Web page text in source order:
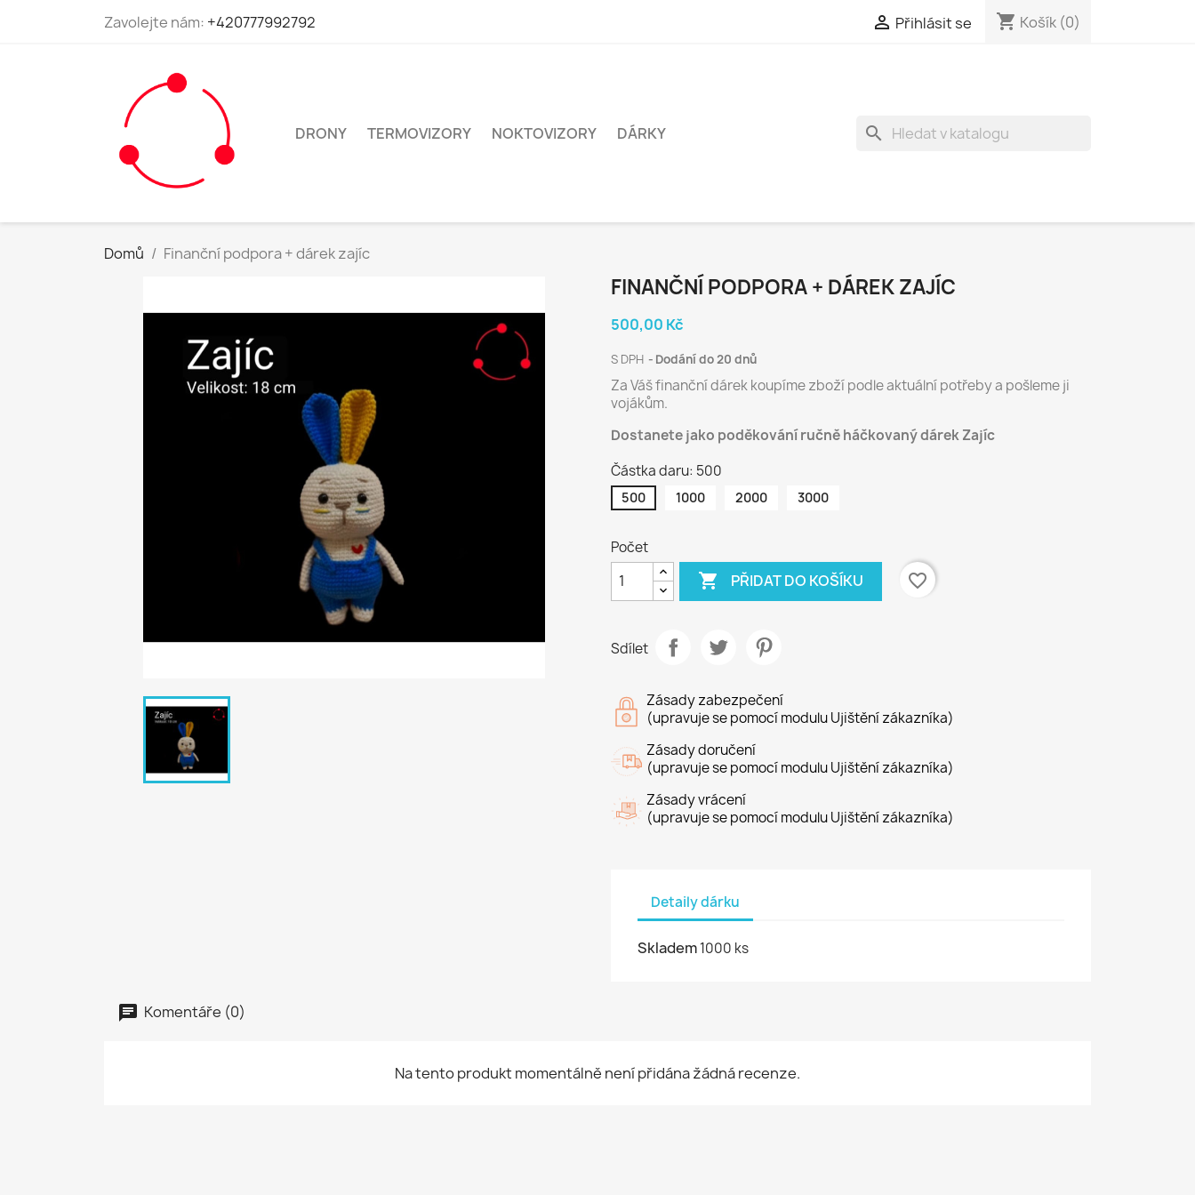
Zavolejte nám: +420777992792  Přihlásit se shopping_cart Košík (0)
DRONY TERMOVIZORY NOKTOVIZORY DÁRKY search
Domů Finanční podpora + dárek zajíc
FINANČNÍ PODPORA + DÁREK ZAJÍC
500,00 Kč
S DPH Dodání do 20 dnů
Za Váš finanční dárek koupíme zboží podle aktuální potřeby a pošleme ji
vojákům.
Dostanete jako poděkování ručně háčkovaný dárek Zajíc
Částka daru: 500
500 1000 2000 3000
Počet
 PŘIDAT DO KOŠÍKU favorite_border
Sdílet
Zásady zabezpečení
(upravuje se pomocí modulu Ujištění zákazníka)
Zásady doručení
(upravuje se pomocí modulu Ujištění zákazníka)
Zásady vrácení
(upravuje se pomocí modulu Ujištění zákazníka)
Detaily dárku
Skladem1000 ks
Komentáře (0)
Na tento produkt momentálně není přidána žádná recenze.